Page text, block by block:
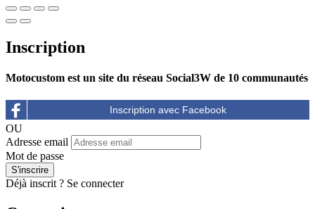
Inscription
Motocustom est un site du réseau Social3W de 10 communautés
OU
Adresse email
Mot de passe
Déjà inscrit ? Se connecter